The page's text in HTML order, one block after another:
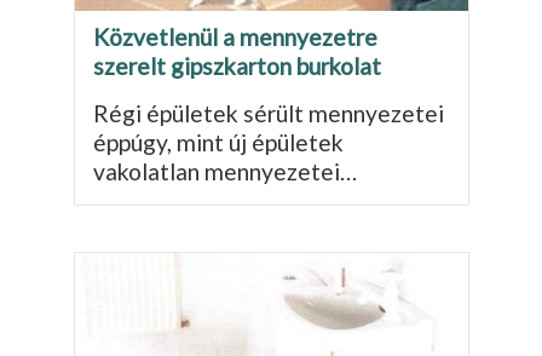
Közvetlenül a mennyezetre
szerelt gipszkarton burkolat
Régi épületek sérült mennyezetei
éppúgy, mint új épületek
vakolatlan mennyezetei…